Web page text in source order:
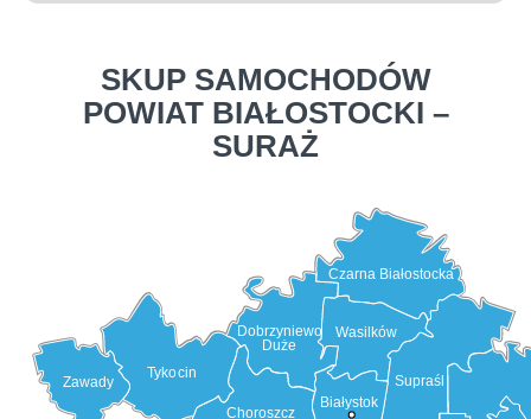
SKUP SAMOCHODÓW
POWIAT BIAŁOSTOCKI –
SURAŻ
Wasilków
Czarna Białostocka
Supraśl
Dobrzyniewo
Duże
Choroszcz
Tykocin
Zawady
Białystok